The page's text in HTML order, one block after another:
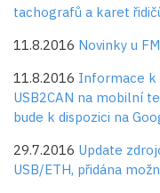
tachografů a karet
11.8.2016 Novinky u
11.8.2016 Informace k
USB2CAN na mobilní
bude k dispozici na
29.7.2016 Update
USB/ETH, přidána